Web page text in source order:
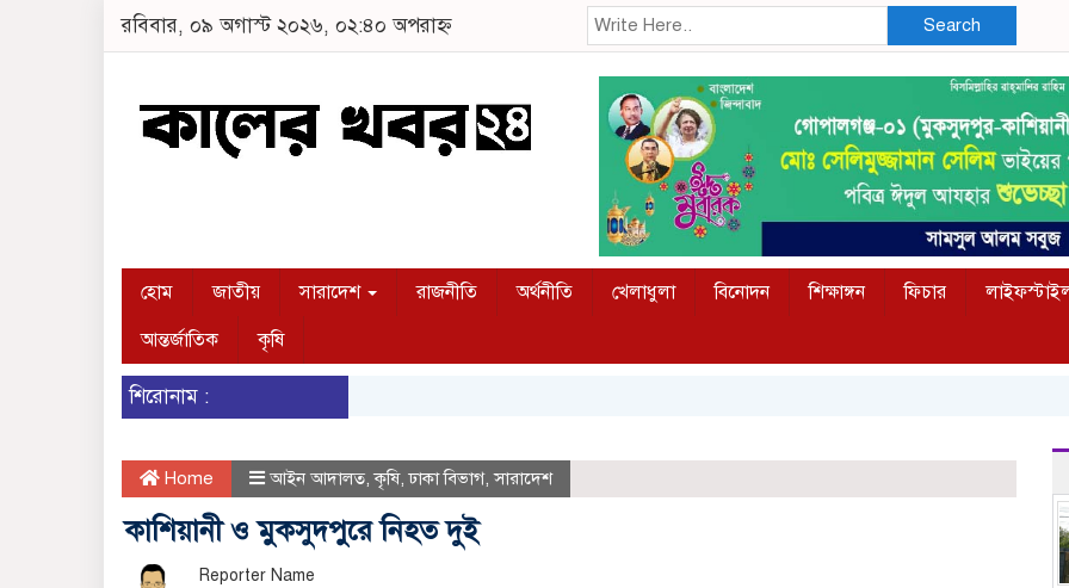
রবিবার, ০৯ অগাস্ট ২০২৬, ০২:৪০ অপরাহ্ন Search
হোম জাতীয় সারাদেশ রাজনীতি অর্থনীতি খেলাধুলা বিনোদন শিক্ষাঙ্গন ফিচার
আন্তর্জাতিক
কৃষি
শিরোনাম :
Home আইন আদালত,কৃষি,ঢাকা বিভাগ,সারাদেশ
কাশিয়ানী ও মুকসুদপুরে নিহত দুই
Reporter Name